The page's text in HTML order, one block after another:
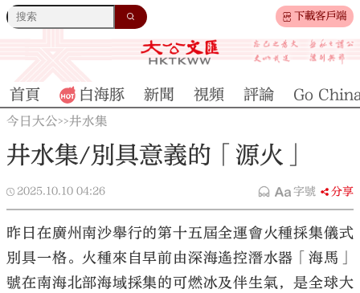
下載客戶端
首頁 白海豚 新聞 視頻 評論 Go
今日大公>>井水集
井水集/別具意義的「源火」
2025.10.10 04:26 字號 分享
昨日在廣州南沙舉行的第十五屆全運會火種採集儀式
別具一格。火種來自早前由深海遙控潛水器「海馬」
號在南海北部海域採集的可燃冰及伴生氣，是全球大